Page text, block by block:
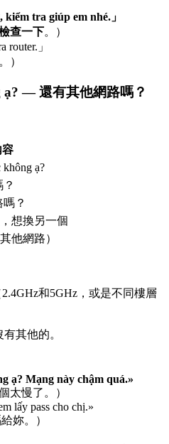
kiểm tra giúp em nhé.」
查一下。）
router.」
）
— 還有其他網路嗎？
容
không ạ?
？
想換另一個
其他網路）
和5GHz，或是不同樓層
其他的。
ạ? Mạng này chậm quá.»
太慢了。）
lấy pass cho chị.»
妳。）